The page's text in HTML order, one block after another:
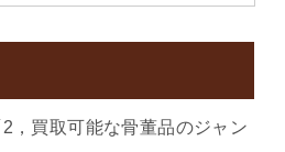
，買取可能な骨董品のジャン